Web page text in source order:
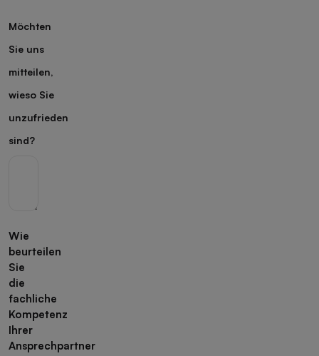
Möchten
Sie uns
mitteilen,
wieso Sie
unzufrieden
sind?
Wie
beurteilen
Sie
die
fachliche
Kompetenz
Ihrer
Ansprechpartner